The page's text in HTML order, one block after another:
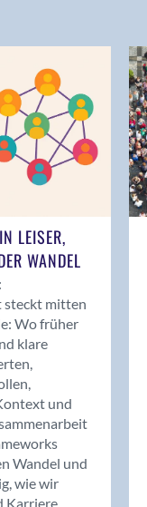
LEISER,
WANDEL
steckt mitten
Wo früher
klare
und
Wandel und
wie wir
Karriere